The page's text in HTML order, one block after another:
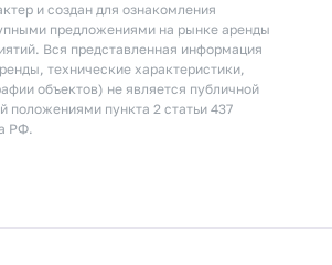
и создан для ознакомления
предложениями на рынке аренды
Вся представленная информация
технические характеристики,
объектов) не является публичной
положениями пункта 2 статьи 437
РФ.